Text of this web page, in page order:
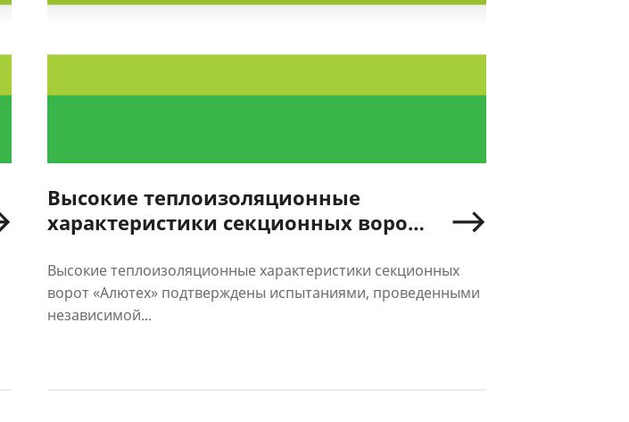
Высокие теплоизоляционные
характеристики секционных ворот
независимыми испытаниями
Высокие теплоизоляционные характеристики секционных
ворот «Алютех» подтверждены испытаниями, проведенными
независимой...